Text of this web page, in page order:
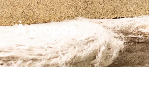
À propos